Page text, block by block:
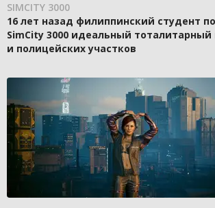
SIMCITY 3000
16 лет назад филиппинский студент
SimCity 3000 идеальный
и полицейских участков